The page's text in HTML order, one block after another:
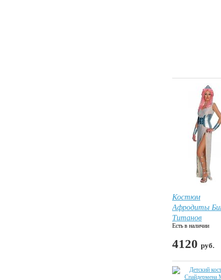
Костюм
Афродиты
Титанов
Есть в наличии
4120 руб.